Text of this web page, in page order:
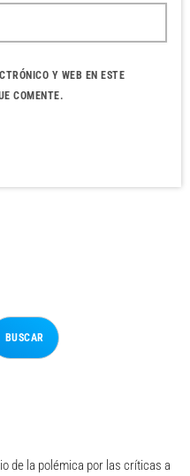
Y WEB EN ESTE
COMENTE.
BUSCAR
de la polémica por las críticas a